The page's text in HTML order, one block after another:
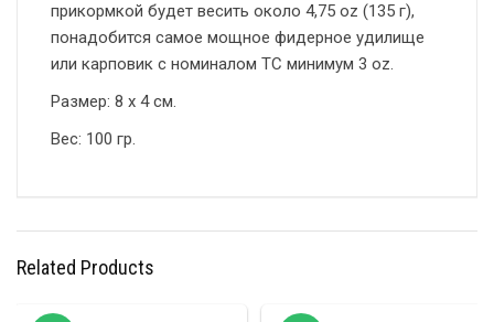
прикормкой будет весить около 4,75 oz (135 г),
понадобится самое мощное фидерное удилище
или карповик с номиналом TC минимум 3 oz.
Размер: 8 х 4 см.
Вес: 100 гр.
Related Products